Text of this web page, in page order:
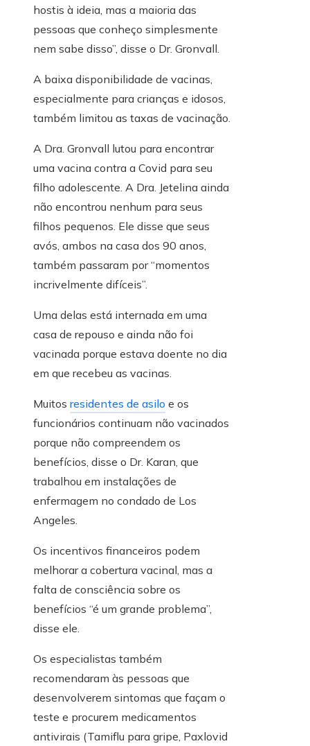
hostis à ideia, mas a maioria das
pessoas que conheço simplesmente
nem sabe disso”, disse o Dr. Gronvall.
A baixa disponibilidade de vacinas,
especialmente para crianças e idosos,
também limitou as taxas de vacinação.
A Dra. Gronvall lutou para encontrar
uma vacina contra a Covid para seu
filho adolescente. A Dra. Jetelina ainda
não encontrou nenhum para seus
filhos pequenos. Ele disse que seus
avós, ambos na casa dos 90 anos,
também passaram por “momentos
incrivelmente difíceis”.
Uma delas está internada em uma
casa de repouso e ainda não foi
vacinada porque estava doente no dia
em que recebeu as vacinas.
Muitos residentes de asilo e os
funcionários continuam não vacinados
porque não compreendem os
benefícios, disse o Dr. Karan, que
trabalhou em instalações de
enfermagem no condado de Los
Angeles.
Os incentivos financeiros podem
melhorar a cobertura vacinal, mas a
falta de consciência sobre os
benefícios “é um grande problema”,
disse ele.
Os especialistas também
recomendaram às pessoas que
desenvolverem sintomas que façam o
teste e procurem medicamentos
antivirais (Tamiflu para gripe, Paxlovid